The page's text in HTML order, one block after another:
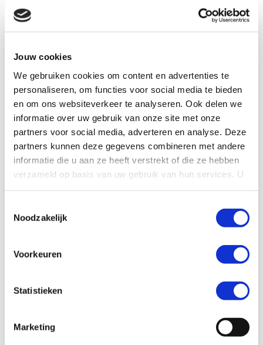
Jouw cookies
We gebruiken cookies om content en advertenties te
personaliseren, om functies voor social media te bieden
en om ons websiteverkeer te analyseren. Ook delen we
informatie over uw gebruik van onze site met onze
partners voor social media, adverteren en analyse. Deze
partners kunnen deze gegevens combineren met andere
informatie die u aan ze heeft verstrekt of die ze hebben
verzameld op basis van uw gebruik van hun services. U
Noodzakelijk
Voorkeuren
Statistieken
Marketing
Voor Partners
Large Company Connect Live: